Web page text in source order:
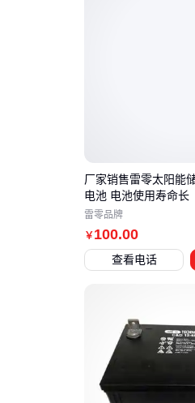
￥100.00
厂家销售雷零太阳能
电池 电池使用寿命长
雷零品牌
查看电话